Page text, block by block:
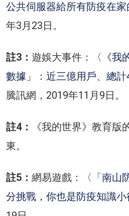
公共伺服器給所有防疫在家
年3月23日。
註3： 遊娛大事件：
〈《我
數據」：近三億用戶、總計
騰訊網，2019年11月9日。
註4：
《我的世界》教育版
東。
註5： 網易遊戲：
〈「南山
分挑戰，你也是防疫知識小